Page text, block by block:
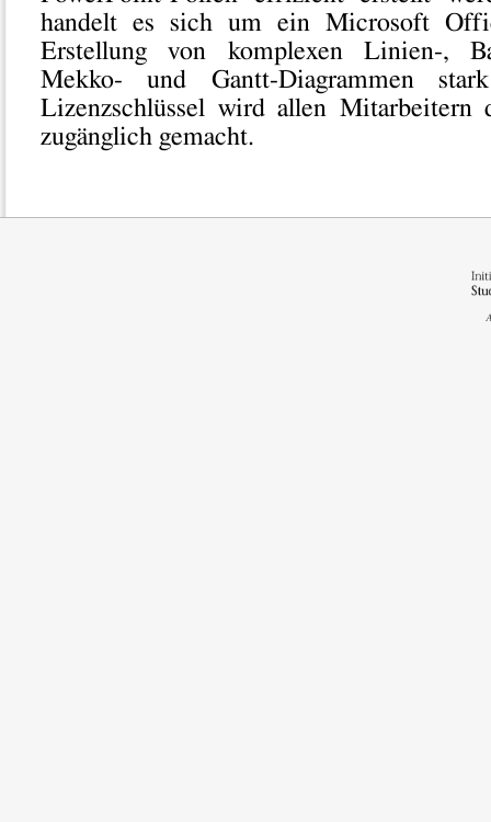
handelt es sich um ein Microsoft
Erstellung von komplexen Linien-,
Mekko- und Gantt-Diagrammen
Lizenzschlüssel wird allen
zugänglich gemacht.